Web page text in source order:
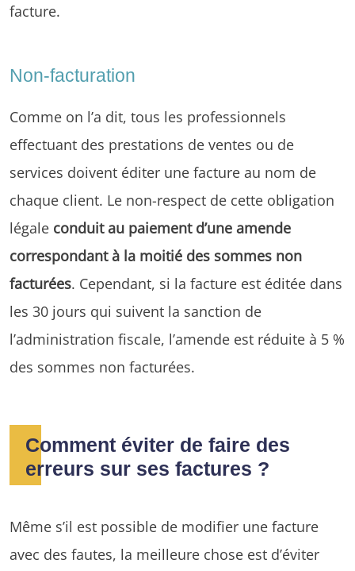
facture.
Non-facturation
Comme on l’a dit, tous les professionnels
effectuant des prestations de ventes ou de
services doivent éditer une facture au nom de
chaque client. Le non-respect de cette obligation
légale conduit au paiement d’une amende
correspondant à la moitié des sommes non
facturées. Cependant, si la facture est éditée dans
les 30 jours qui suivent la sanction de
l’administration fiscale, l’amende est réduite à 5 %
des sommes non facturées.
Comment éviter de faire des
erreurs sur ses factures ?
Même s’il est possible de modifier une facture
avec des fautes, la meilleure chose est d’éviter